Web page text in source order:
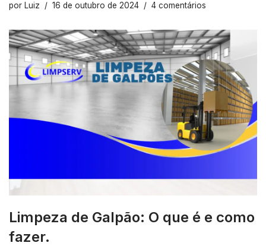
por Luiz 16 de outubro de 2024 4 comentários
Limpeza de Galpão: O que é e como
fazer.